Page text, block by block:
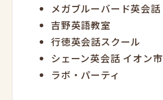
メガブルーバード英会話
吉野英語教室
行徳英会話スクール
シェーン英会話 イオン
ラボ・パーティ